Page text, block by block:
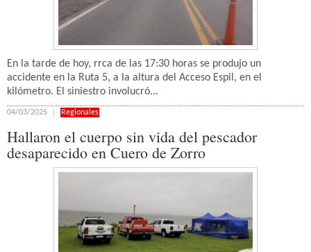
En la tarde de hoy, rrca de las 17:30 horas se produjo un
accidente en la Ruta 5, a la altura del Acceso Espil, en el
kilómetro. El siniestro involucró...
04/03/2025 Regionales
Hallaron el cuerpo sin vida del pescador
desaparecido en Cuero de Zorro